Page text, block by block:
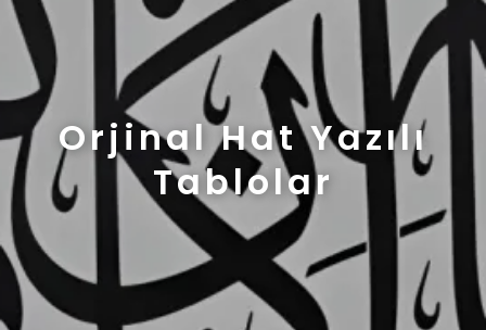
Orjinal Hat Yazılı
Tablolar